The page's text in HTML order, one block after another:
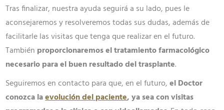
Tras finalizar, nuestra ayuda seguirá a su lado, pues le
aconsejaremos y resolveremos todas sus dudas, además de
facilitarle las visitas que tenga que realizar en el futuro.
También proporcionaremos el tratamiento farmacológico
necesario para el buen resultado del trasplante.
Seguiremos en contacto para que, en el futuro,el Doctor
conozca laevolución del paciente, ya sea con visitas